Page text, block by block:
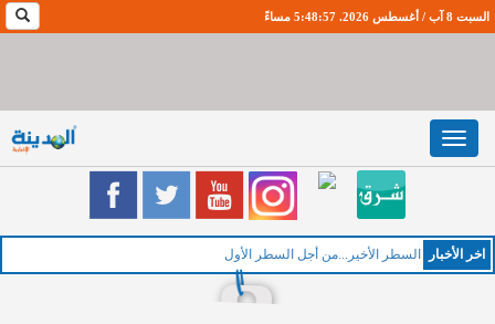
السبت 8 آب / أغسطس 2026. 5:48:58 مساءً
Toggle
navigation
اخر اﻷخبار السطر الأخير...من أجل السطر الأول